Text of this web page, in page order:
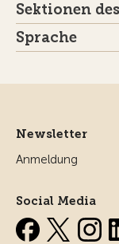
Sektionen
Sprache
Newsletter
Anmeldung
Social Media